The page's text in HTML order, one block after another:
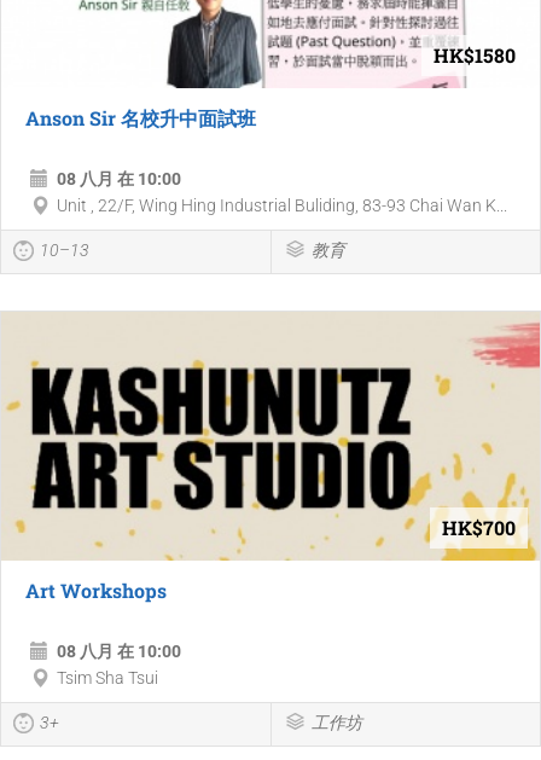
HK$1580
Anson Sir 名校升中面試班
08 八月 在 10:00
Unit , 22/F, Wing Hing Industrial Buliding, 83-93 Chai Wan K...
10–13 教育
HK$700
Art Workshops
08 八月 在 10:00
Tsim Sha Tsui
3+ 工作坊